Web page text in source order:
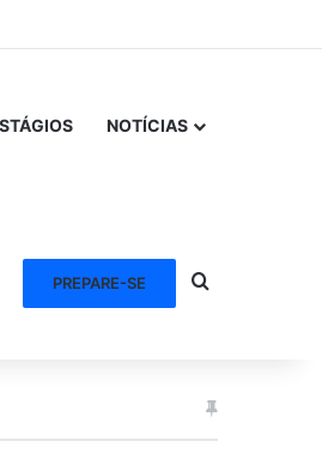
NOTÍCIAS
PREPARE-SE Procurar por